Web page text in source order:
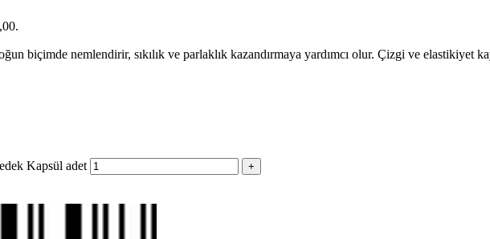
nemlendirir, sıkılık ve parlaklık kazandırmaya yardımcı olur. Çizgi ve elastikiyet
Kapsül adet